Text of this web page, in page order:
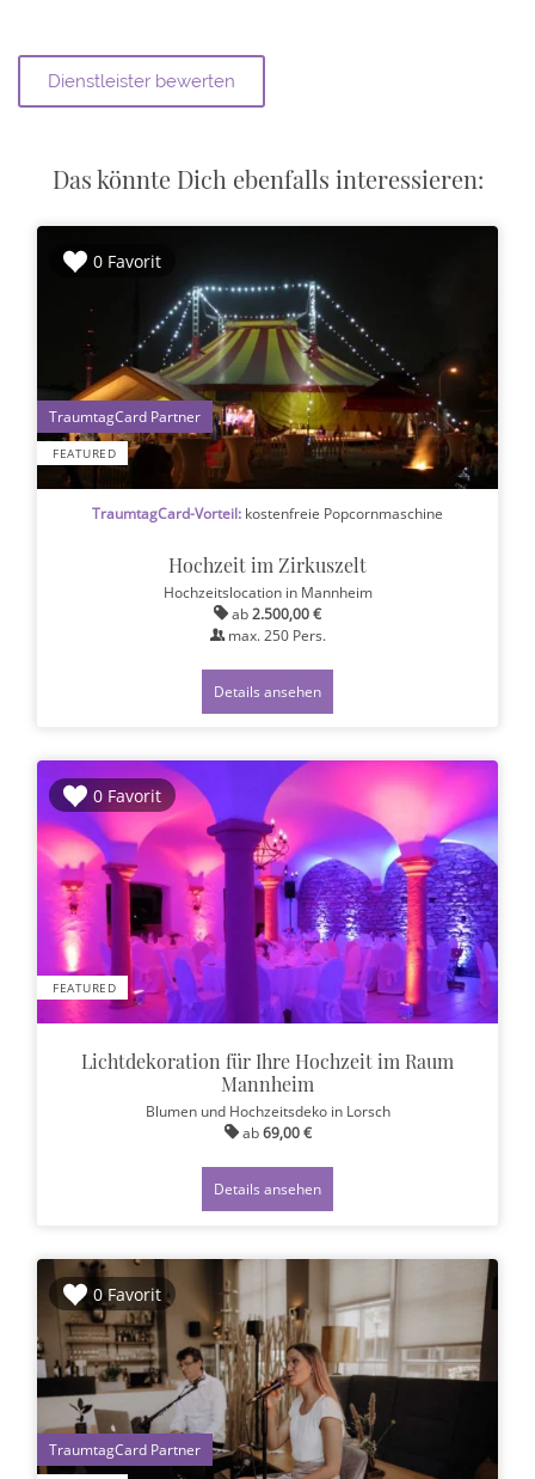
Das könnte Dich ebenfalls interessieren:
0 Favorit
FEATURED
1
TraumtagCard-Vorteil: kostenfreie Popcornmaschine
Hochzeit im Zirkuszelt
Hochzeitslocation in Mannheim
ab2.500,00 €
max. 250Pers.
Details ansehen
0 Favorit
FEATURED
Lichtdekoration für Ihre Hochzeit im Raum
Mannheim
Blumen und Hochzeitsdeko in Lorsch
ab69,00 €
Details ansehen
0 Favorit
1